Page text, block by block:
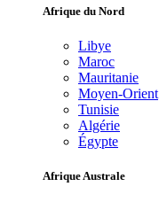
Afrique du Nord
Libye
Maroc
Mauritanie
Moyen-Orient
Tunisie
Algérie
Égypte
Afrique Australe